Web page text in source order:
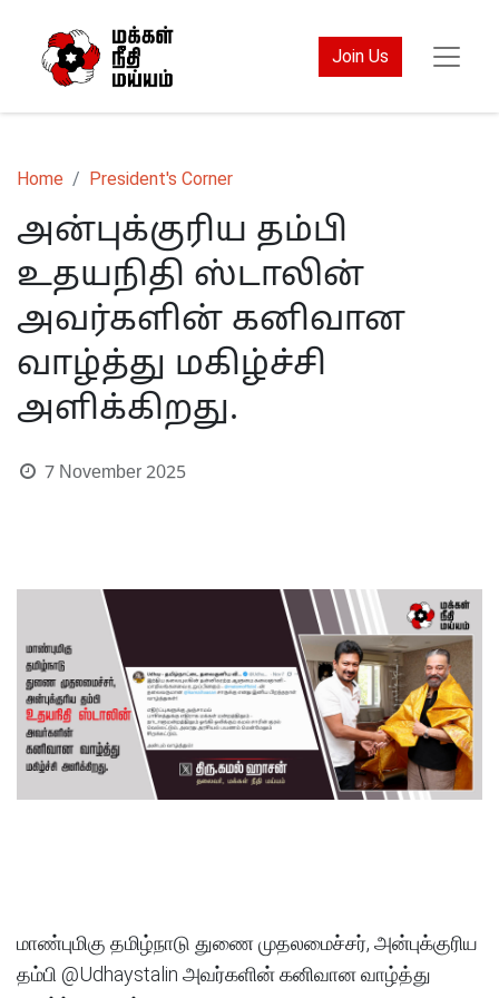
Join Us
Home President's Corner
அன்புக்குரிய தம்பி
உதயநிதி ஸ்டாலின்
அவர்களின் கனிவான
வாழ்த்து மகிழ்ச்சி
அளிக்கிறது.
7 November 2025
மாண்புமிகு தமிழ்நாடு துணை முதலமைச்சர், அன்புக்குரிய
தம்பி @Udhaystalin அவர்களின் கனிவான வாழ்த்து